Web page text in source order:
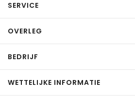
SERVICE
OVERLEG
BEDRIJF
WETTELIJKE INFORMATIE